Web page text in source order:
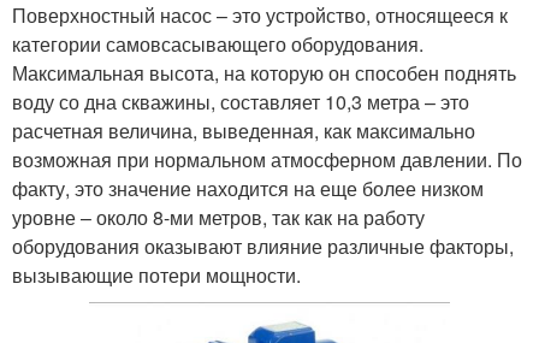
Поверхностный насос – это устройство, относящееся к
категории самовсасывающего оборудования.
Максимальная высота, на которую он способен поднять
воду со дна скважины, составляет 10,3 метра – это
расчетная величина, выведенная, как максимально
возможная при нормальном атмосферном давлении. По
факту, это значение находится на еще более низком
уровне – около 8-ми метров, так как на работу
оборудования оказывают влияние различные факторы,
вызывающие потери мощности.